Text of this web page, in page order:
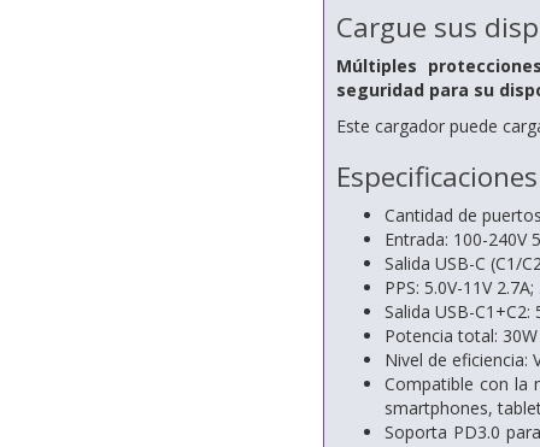
Cargue sus
Múltiples
seguridad para su
Este cargador puede
Especificaciones
Cantidad de
Entrada: 100-240V
Salida USB-C (C1/
PPS: 5.0V-11V
Salida USB-C1+C2:
Potencia total: 30W
Nivel de eficiencia:
Compatible con la
smartphones,
Soporta PD3.0